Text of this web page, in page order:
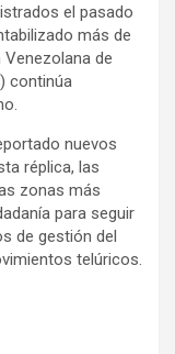
el pasado
más de
de
continúa
nuevos
réplica, las
zonas más
para seguir
de gestión del
telúricos.